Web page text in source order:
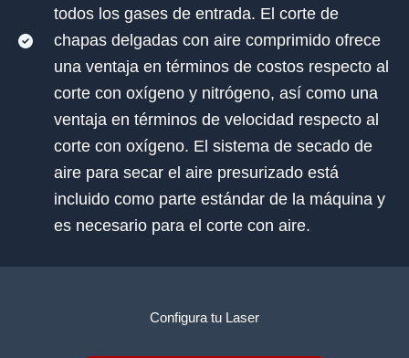
todos los gases de entrada. El corte de
chapas delgadas con aire comprimido ofrece
una ventaja en términos de costos respecto al
corte con oxígeno y nitrógeno, así como una
ventaja en términos de velocidad respecto al
corte con oxígeno. El sistema de secado de
aire para secar el aire presurizado está
incluido como parte estándar de la máquina y
es necesario para el corte con aire.
Configura tu Laser